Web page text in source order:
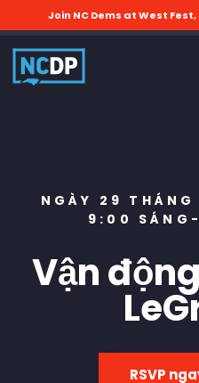
Join NC Dems at West
NGÀY 29
9:00
Vận
RSVP